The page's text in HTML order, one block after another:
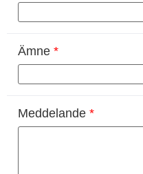
Ämne *
Meddelande *